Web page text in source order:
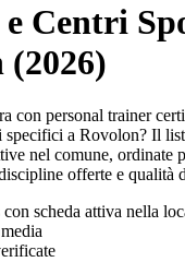
e Centri
(2026)
con personal trainer
specifici a Rovolon? Il
nel comune, ordinate
offerte e qualità
scheda attiva nella